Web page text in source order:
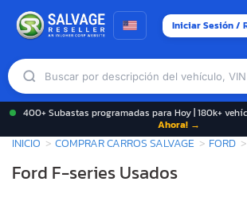
Iniciar Sesión /
400+ Subastas programadas para Hoy | 180k+
Ahora! →
INICIO COMPRAR CARROS SALVAGE FORD
Ford F-series Usados